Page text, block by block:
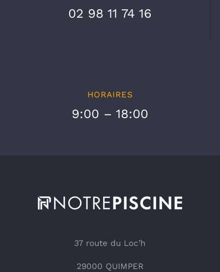
02 98 11 74 16
HORAIRES
9:00 – 18:00
37 route du Loc’h
29000 QUIMPER